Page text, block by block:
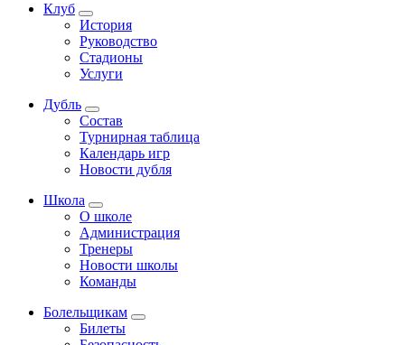
Клуб
История
Руководство
Стадионы
Услуги
Дубль
Состав
Турнирная таблица
Календарь игр
Новости дубля
Школа
О школе
Администрация
Тренеры
Новости школы
Команды
Болельщикам
Билеты